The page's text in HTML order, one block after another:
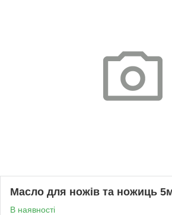
Масло для ножів та ножиць
В наявності